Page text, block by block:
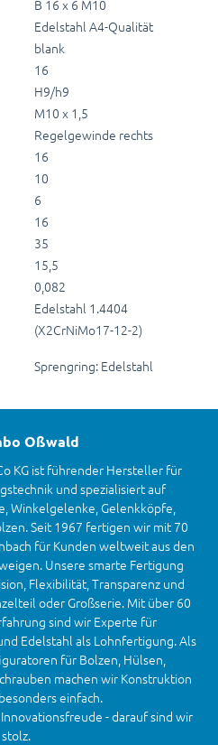
B 16 x 6 M10
Edelstahl A4-Qualität
blank
16
H9/h9
M10 x 1,5
Regelgewinde rechts
16
10
6
16
35
15,5
0,082
Edelstahl 1.4404
(X2CrNiMo17-12-2)
Sprengring: Edelstahl
Oßwald
KG ist führender Hersteller für
und spezialisiert auf
Winkelgelenke, Gelenkköpfe,
Seit 1967 fertigen wir mit 70
für Kunden weltweit aus den
Unsere smarte Fertigung
Flexibilität, Transparenz und
oder Großserie. Mit über 60
sind wir Experte für
Edelstahl als Lohnfertigung. Als
für Bolzen, Hülsen,
machen wir Konstruktion
einfach.
- darauf sind wir
stolz.